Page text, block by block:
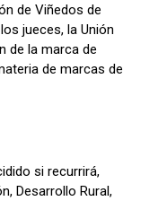
de Viñedos de
jueces, la Unión
de la marca de
de marcas de
si recurrirá,
Desarrollo Rural,